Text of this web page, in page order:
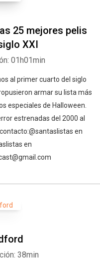
25 mejores pelis
XXI
01h01min
al primer cuarto del siglo
armar su lista más
especiales de Halloween.
estrenadas del 2000 al
en
en
38min